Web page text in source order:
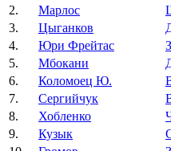
2.
Марлос
3.
Цыганков
4.
Юри Фрейтас
5.
Мбокани
6.
Коломоец Ю.
7.
Сергийчук
8.
Хобленко
9.
Кузык